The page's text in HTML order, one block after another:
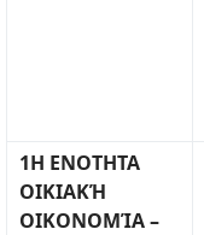
1H ENOTHTA
ΟΙΚΙΑΚΉ
ΟΙΚΟΝΟΜΊΑ –